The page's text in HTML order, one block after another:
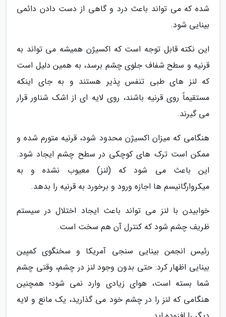
شده که می تواند باعث درد و گاهی از دست دادن دائمی
بینایی شود.
این نکته قابل توجه است که اکسیژن همیشه می تواند به
قرنیه و سطح شفاف جلوی چشم برسد، به همین دلیل است
که لنز های طبی تنفس پذیر هستند و به جای اینکه
مستقیماً روی قرنیه باشند، روی لایه ای از اشک شناور قرار
می گیرند.
هنگامی که میزان اکسیژن محدود شود، قرنیه متورم شده و
ممکن است ترک های کوچکی در سطح چشم ایجاد شود.
این باعث می شود که (لنز) معیوب نشده و به
میکروارگانیسم ها اجازه ورود و برخورد به قرنیه را بدهد.
خوابیدن با لنز می تواند باعث ایجاد اختلال در سیستم
ظریف چشم شود که کنترل آن هم سخت است.
رئیس انجمن بینایی سنجی آمریکا و سخنگوی کمپین
بینایی اظهار کرد: حتی بدون وجود لنز در چشم، وقتی چشم
شما بسته است، هوای زیادی وارد نمی شود؛ همچنین
هنگامی که لنز را در چشم خود می گذارید، یک مانع و لایه